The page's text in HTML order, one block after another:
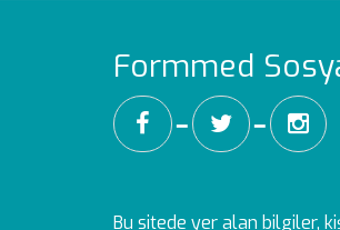
Formmed
━ ━
Bu sitede yer alan bilgiler,